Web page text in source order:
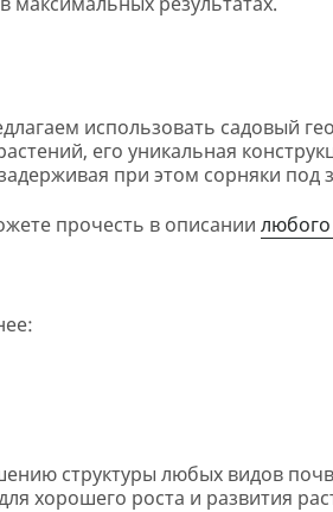
использовать садовый
его уникальная
при этом сорняки под
прочесть в описании
структуры любых видов
хорошего роста и развития